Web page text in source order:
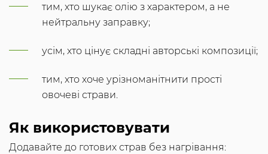
тим, хто шукає олію з характером, а не
нейтральну заправку;
усім, хто цінує складні авторські композиції;
тим, хто хоче урізноманітнити прості
овочеві страви.
Як використовувати
Додавайте до готових страв без нагрівання: